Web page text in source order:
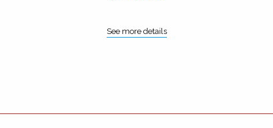
See more details